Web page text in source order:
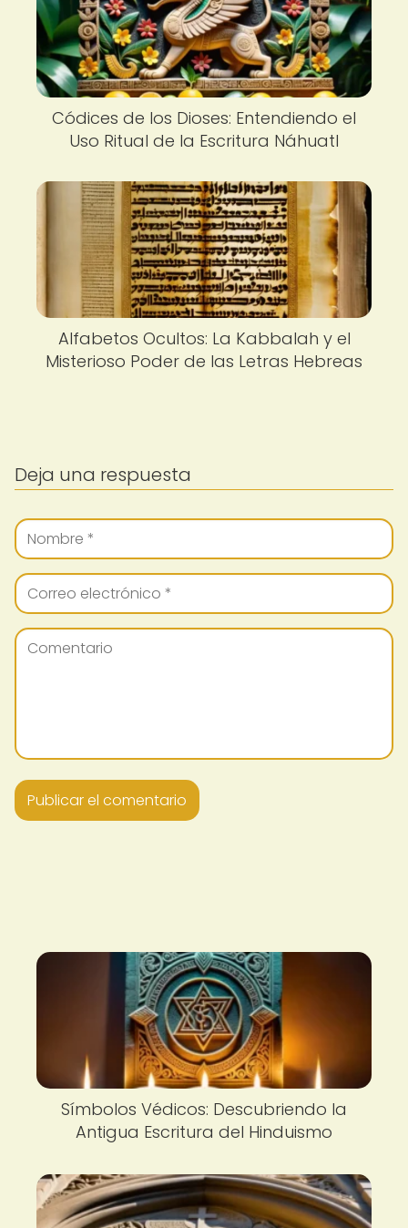
Códices de los Dioses: Entendiendo el
Uso Ritual de la Escritura Náhuatl
Alfabetos Ocultos: La Kabbalah y el
Misterioso Poder de las Letras Hebreas
Deja una respuesta
Símbolos Védicos: Descubriendo la
Antigua Escritura del Hinduismo